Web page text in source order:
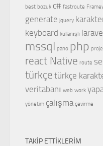
best bozuk c# fastroute
generate jquery
keyboard kullanışlı
mssql pano php proje
react Native route
türkçe türkçe
veritabanı web work
yönetim çalışma çevirme
TAKIP ETTIKLERIM